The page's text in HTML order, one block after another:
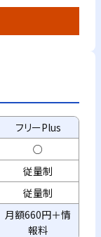
フリーPlus
○
従量制
従量制
月額660円＋情
報料